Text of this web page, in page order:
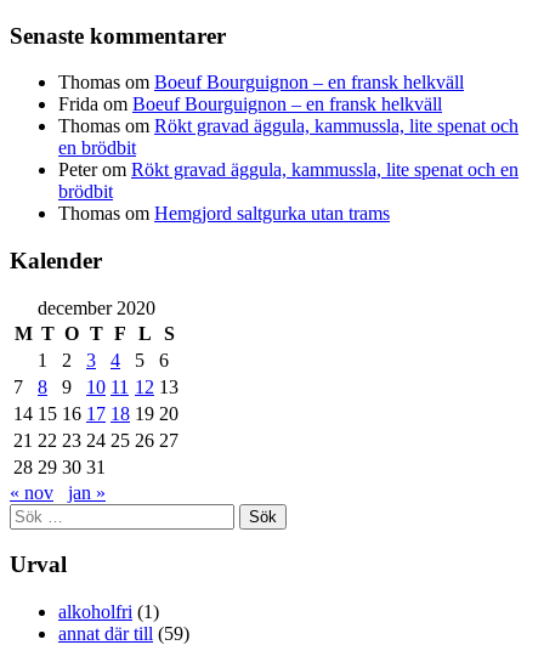
Senaste kommentarer
Thomas om Boeuf Bourguignon – en fransk helkväll
Frida om Boeuf Bourguignon – en fransk helkväll
Thomas om Rökt gravad äggula, kammussla, lite spenat och
en brödbit
Peterom Rökt gravad äggula, kammussla, lite spenat och en
brödbit
Thomas om Hemgjord saltgurka utan trams
Kalender
december 2020
M T O T F L
S
1
2 3 4 5
6
7
8 9 10 11 12 13
14 15 16 17 18 19 20
21 22 23 24 25 26 27
28 29 30 31
« nov
jan »
Sök
efter:
Urval
alkoholfri (1)
annat där till (59)